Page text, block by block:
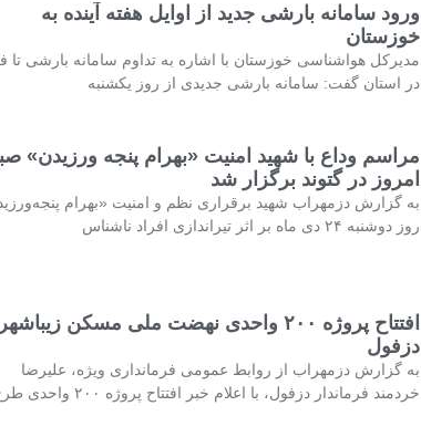
ورود سامانه بارشی جدید از اوایل هفته آینده به
خوزستان
مدیرکل هواشناسی خوزستان با اشاره به تداوم سامانه بارشی تا
در استان گفت: سامانه بارشی جدیدی از روز یکشنبه
مراسم وداع با شهید امنیت «بهرام پنجه ورزیدن»
امروز در گتوند برگزار شد
به گزارش دزمهراب شهید برقراری نظم و امنیت «بهرام
روز دوشنبه ۲۴ دی ماه بر اثر تیراندازی افراد ناشناس
افتتاح پروژه ۲۰۰ واحدی نهضت ملی مسکن زیباشهر
دزفول
به گزارش دزمهراب از روابط عمومی فرمانداری ویژه، علیرضا
خردمند فرماندار دزفول، با اعلام خبر افتتاح پروژه ۲۰۰ واحدی طرح